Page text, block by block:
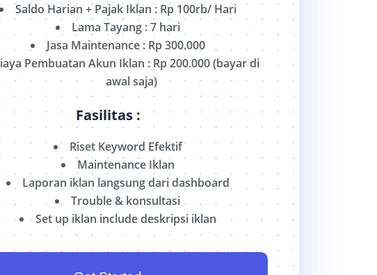
Saldo Harian + Pajak Iklan : Rp 100rb/ Hari
Lama Tayang : 7 hari
Jasa Maintenance : Rp 300.000
Pembuatan Akun Iklan : Rp 200.000 (bayar di
awal saja)
Fasilitas :
Riset Keyword Efektif
Maintenance Iklan
Laporan iklan langsung dari dashboard
Trouble & konsultasi
Set up iklan include deskripsi iklan